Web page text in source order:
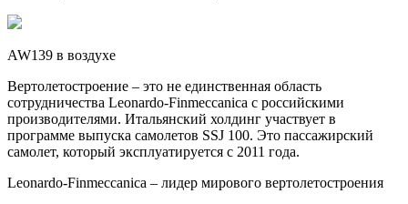
AW139 в воздухе
Вертолетостроение – это не единственная область
сотрудничества Leonardo-Finmeccanica с российскими
производителями. Итальянский холдинг участвует в
программе выпуска самолетов SSJ 100. Это пассажирский
самолет, который эксплуатируется с 2011 года.
Leonardo-Finmeccanica – лидер мирового вертолетостроения